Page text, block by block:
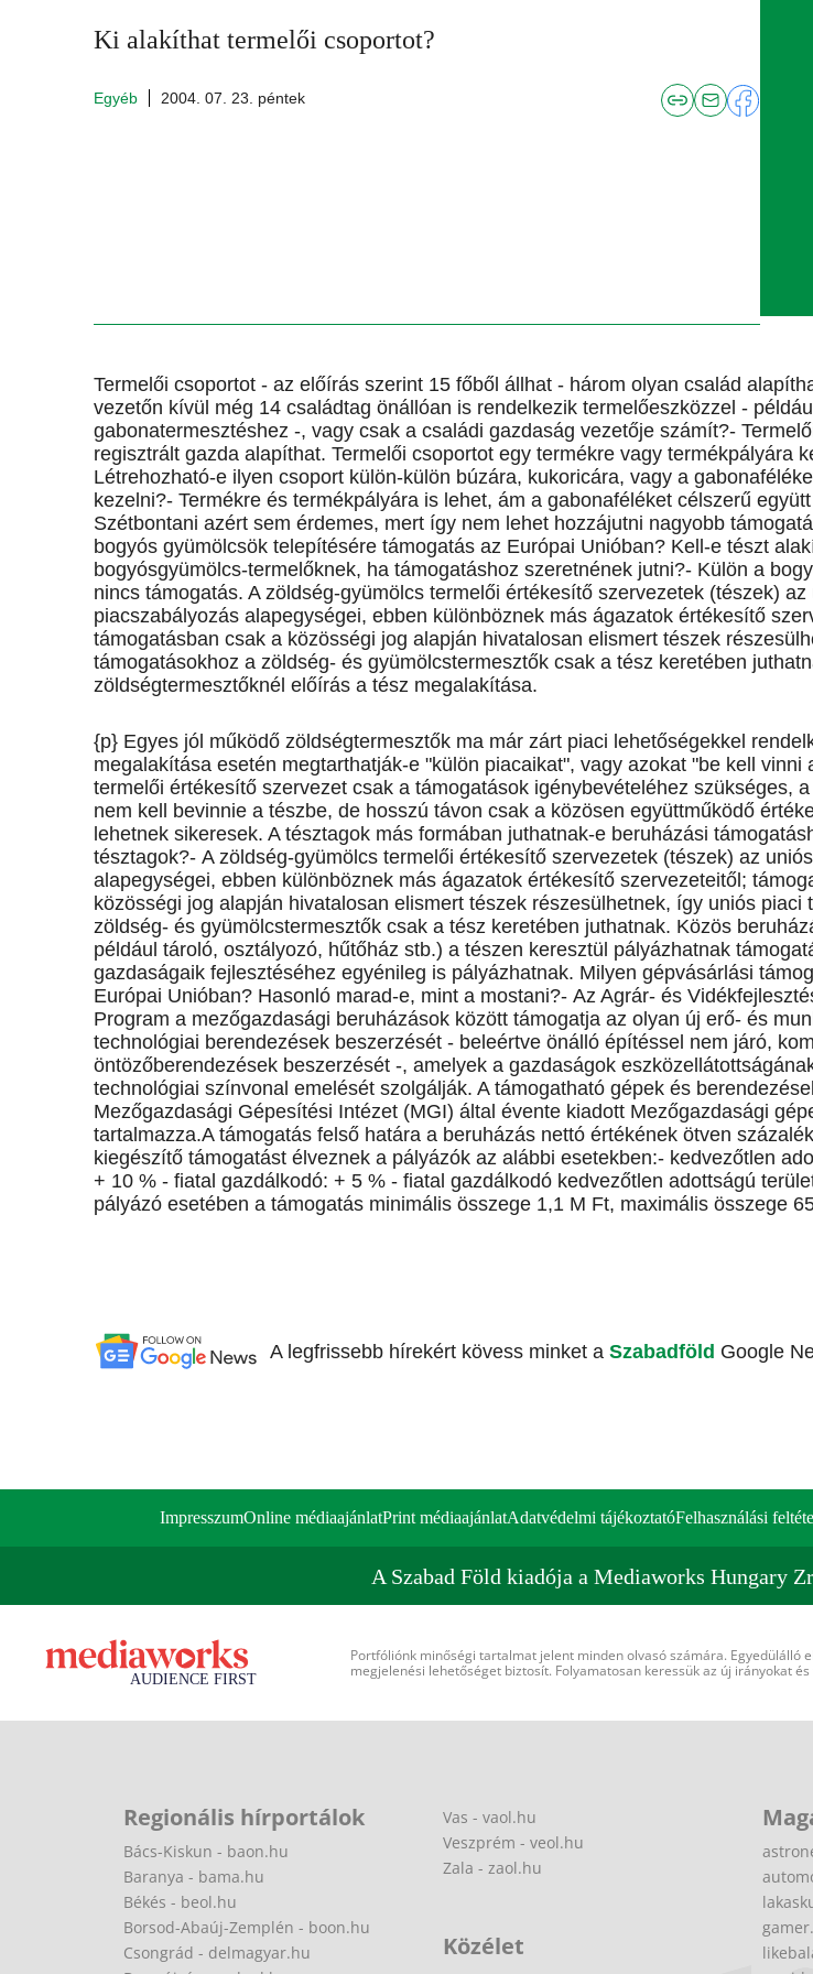
Ki alakíthat termelői csoportot?
Egyéb 2004. 07. 23. péntek
Termelői csoportot - az előírás szerint 15 főből állhat - három olyan család
vezetőn kívül még 14 családtag önállóan is rendelkezik termelőeszközzel -
gabonatermesztéshez -, vagy csak a családi gazdaság vezetője számít?-
regisztrált gazda alapíthat. Termelői csoportot egy termékre vagy termékpályára
Létrehozható-e ilyen csoport külön-külön búzára, kukoricára, vagy a
kezelni?- Termékre és termékpályára is lehet, ám a gabonaféléket célszerű
Szétbontani azért sem érdemes, mert így nem lehet hozzájutni nagyobb
bogyós gyümölcsök telepítésére támogatás az Európai Unióban? Kell-e tészt
bogyósgyümölcs-termelőknek, ha támogatáshoz szeretnének jutni?- Külön a
nincs támogatás. A zöldség-gyümölcs termelői értékesítő szervezetek (tészek) az
piacszabályozás alapegységei, ebben különböznek más ágazatok értékesítő
támogatásban csak a közösségi jog alapján hivatalosan elismert tészek
támogatásokhoz a zöldség- és gyümölcstermesztők csak a tész keretében
zöldségtermesztőknél előírás a tész megalakítása.
{p} Egyes jól működő zöldségtermesztők ma már zárt piaci lehetőségekkel
megalakítása esetén megtarthatják-e "külön piacaikat", vagy azokat "be kell vinni
termelői értékesítő szervezet csak a támogatások igénybevételéhez szükséges,
nem kell bevinnie a tészbe, de hosszú távon csak a közösen együttműködő
lehetnek sikeresek. A tésztagok más formában juthatnak-e beruházási
tésztagok?- A zöldség-gyümölcs termelői értékesítő szervezetek (tészek) az
alapegységei, ebben különböznek más ágazatok értékesítő szervezeteitől;
közösségi jog alapján hivatalosan elismert tészek részesülhetnek, így uniós piaci
zöldség- és gyümölcstermesztők csak a tész keretében juthatnak. Közös
például tároló, osztályozó, hűtőház stb.) a tészen keresztül pályázhatnak
gazdaságaik fejlesztéséhez egyénileg is pályázhatnak. Milyen gépvásárlási
Európai Unióban? Hasonló marad-e, mint a mostani?- Az Agrár- és
Program a mezőgazdasági beruházások között támogatja az olyan új erő- és
technológiai berendezések beszerzését - beleértve önálló építéssel nem járó,
öntözőberendezések beszerzését -, amelyek a gazdaságok
technológiai színvonal emelését szolgálják. A támogatható gépek és
Mezőgazdasági Gépesítési Intézet (MGI) által évente kiadott Mezőgazdasági
tartalmazza.A támogatás felső határa a beruházás nettó értékének ötven
kiegészítő támogatást élveznek a pályázók az alábbi esetekben:- kedvezőtlen
+ 10 % - fiatal gazdálkodó: + 5 % - fiatal gazdálkodó kedvezőtlen adottságú
pályázó esetében a támogatás minimális összege 1,1 M Ft, maximális összege
A legfrissebb hírekért kövess minket a Szabadföld Google
ImpresszumOnline médiaajánlatPrint médiaajánlatAdatvédelmi tájékoztatóFelhasználási
A Szabad Föld kiadója a Mediaworks Hungary
Portfóliónk minőségi tartalmat jelent minden olvasó számára. Egyedülálló
megjelenési lehetőséget biztosít. Folyamatosan keressük az új irányokat
Regionális hírportálok
Bács-Kiskun - baon.hu
Baranya - bama.hu
Békés - beol.hu
Borsod-Abaúj-Zemplén - boon.hu
Csongrád - delmagyar.hu
Vas - vaol.hu
Veszprém - veol.hu
Zala - zaol.hu
Közélet